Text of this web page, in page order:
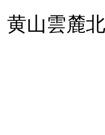
黄山雲